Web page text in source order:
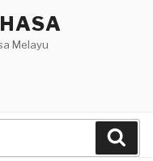
Melayu